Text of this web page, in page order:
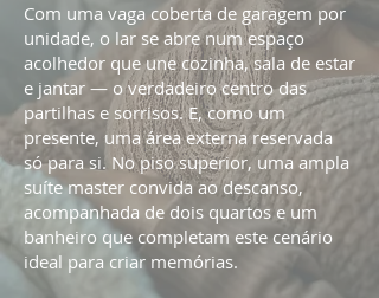
Com uma vaga coberta de garagem por
unidade, o lar se abre num espaço
acolhedor que une cozinha, sala de estar
e jantar — o verdadeiro centro das
partilhas e sorrisos. E, como um
presente, uma área externa reservada
só para si. No piso superior, uma ampla
suíte master convida ao descanso,
acompanhada de dois quartos e um
banheiro que completam este cenário
ideal para criar memórias.